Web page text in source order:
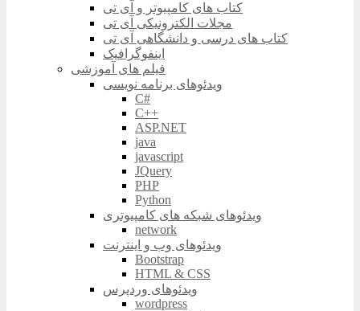
کتاب های کامپیوتر و آی تی
مجلات الکترونیکی آی تی
کتاب های درسی و دانشگاهی آی تی
اینفوگرافیک
فیلم های آموزشی
ویدئوهای برنامه نویسی
C#
C++
ASP.NET
java
javascript
JQuery
PHP
Python
ویدئوهای شبکه های کامپیوتری
network
ویدئوهای وب و اینترنت
Bootstrap
HTML & CSS
ویدئوهای وردپرس
wordpress